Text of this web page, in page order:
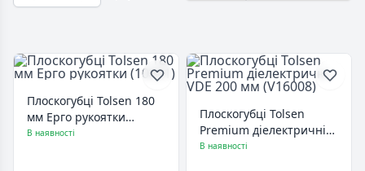
Плоскогубці Tolsen 180
мм Ерго рукоятки
(10001)
В наявності
Плоскогубці Tolsen
Premium діелектричні
VDE 200 мм (V16008)
В наявності